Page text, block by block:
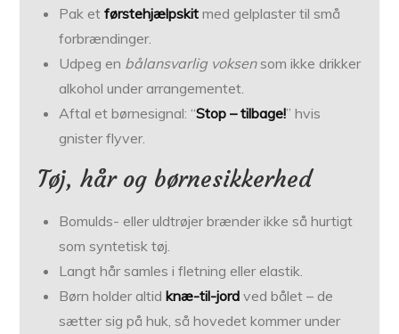
Pak etførstehjælpskit med gelplaster til små
forbrændinger.
Udpeg en bålansvarlig voksensom ikke drikker
alkohol under arrangementet.
Aftal et børnesignal: “Stop – tilbage!” hvis
gnister flyver.
Tøj, hår og børnesikkerhed
Bomulds- eller uldtrøjer brænder ikke så hurtigt
som syntetisk tøj.
Langt hår samles i fletning eller elastik.
Børn holder altidknæ-til-jord ved bålet – de
sætter sig på huk, så hovedet kommer under